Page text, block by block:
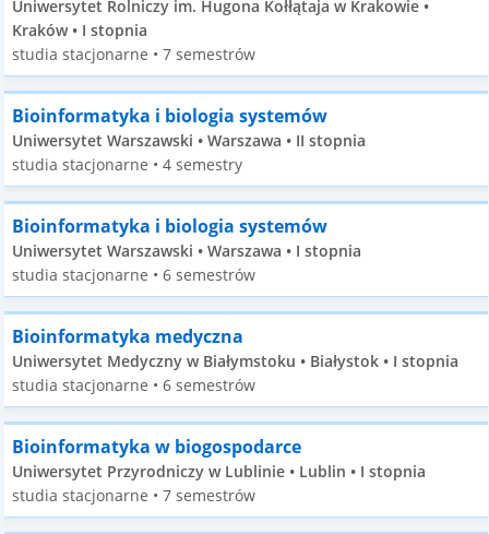
Uniwersytet Rolniczy im. Hugona Kołłątaja w Krakowie •
Kraków • I stopnia
studia stacjonarne • 7 semestrów
Bioinformatyka i biologia systemów
Uniwersytet Warszawski • Warszawa • II stopnia
studia stacjonarne • 4 semestry
Bioinformatyka i biologia systemów
Uniwersytet Warszawski • Warszawa • I stopnia
studia stacjonarne • 6 semestrów
Bioinformatyka medyczna
Uniwersytet Medyczny w Białymstoku • Białystok • I stopnia
studia stacjonarne • 6 semestrów
Bioinformatyka w biogospodarce
Uniwersytet Przyrodniczy w Lublinie • Lublin • I stopnia
studia stacjonarne • 7 semestrów